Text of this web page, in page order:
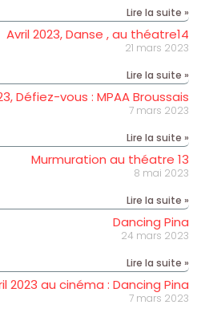
Lire la suite »
Avril 2023, Danse , au théatre14
21 mars 2023
Lire la suite »
Défiez-vous : MPAA Broussais
7 mars 2023
Lire la suite »
Murmuration au théatre 13
8 mai 2023
Lire la suite »
Dancing Pina
24 mars 2023
Lire la suite »
2023 au cinéma : Dancing Pina
7 mars 2023